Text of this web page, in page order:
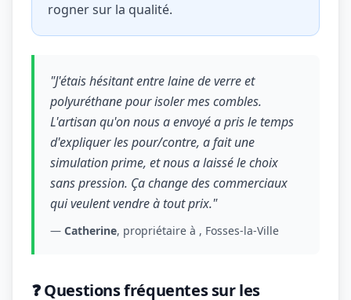
rogner sur la qualité.
"J'étais hésitant entre laine de verre et
polyuréthane pour isoler mes combles.
L'artisan qu'on nous a envoyé a pris le temps
d'expliquer les pour/contre, a fait une
simulation prime, et nous a laissé le choix
sans pression. Ça change des commerciaux
qui veulent vendre à tout prix."
— Catherine, propriétaire à , Fosses-la-Ville
❓ Questions fréquentes sur les